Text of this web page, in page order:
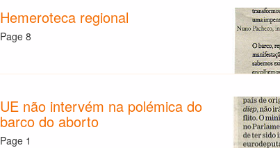
Hemeroteca regional
Page 8
UE não intervém na polémica do
barco do aborto
Page 1